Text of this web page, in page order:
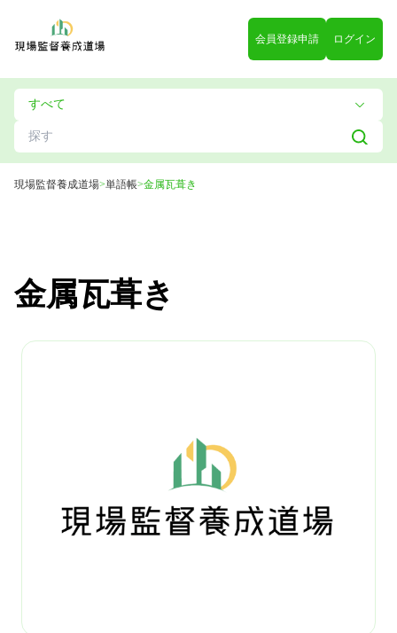
会員登録申請 ログイン
現場監督養成道場>単語帳>金属瓦葺き
金属瓦葺き